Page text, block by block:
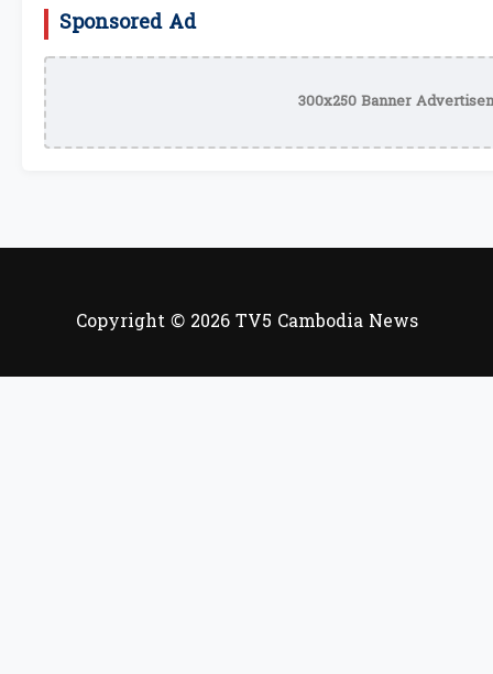
Sponsored Ad
300x250 Banner
Copyright © 2026 TV5 Cambodia News